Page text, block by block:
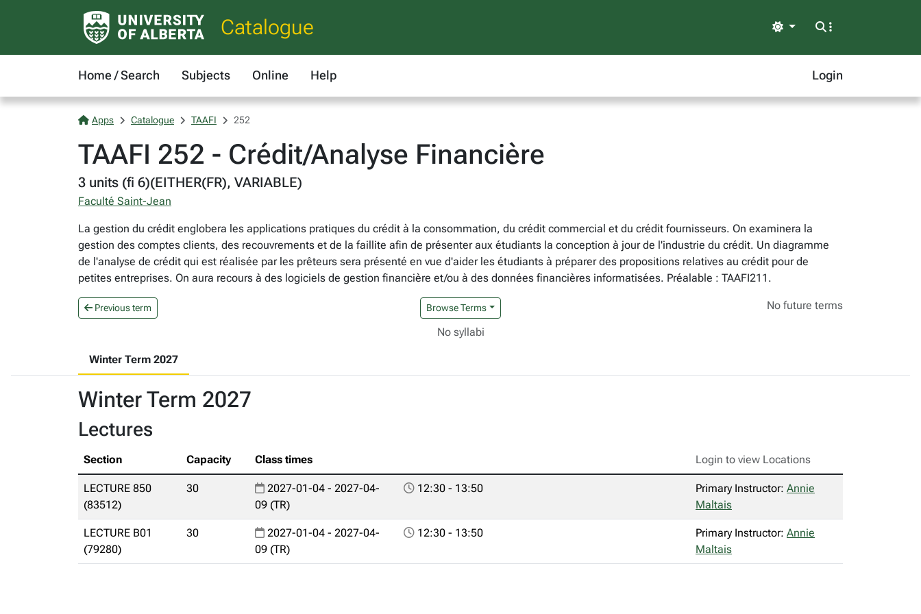
Catalogue Light
Home / Search Subjects Online Help Login
Apps Catalogue TAAFI 252
TAAFI 252 - Crédit/Analyse Financière
3 units (fi 6)(EITHER(FR), VARIABLE)
Faculté Saint-Jean
La gestion du crédit englobera les applications pratiques du crédit à la consommation, du crédit commercial et du crédit fournisseurs. On examinera la
gestion des comptes clients, des recouvrements et de la faillite afin de présenter aux étudiants la conception à jour de l'industrie du crédit. Un diagramme
de l'analyse de crédit qui est réalisée par les prêteurs sera présenté en vue d'aider les étudiants à préparer des propositions relatives au crédit pour de
petites entreprises. On aura recours à des logiciels de gestion financière et/ou à des données financières informatisées. Préalable : TAAFI211.
Previous term Browse Terms No future terms
No syllabi
Winter Term 2027
Winter Term 2027
Lectures
Section Capacity Class times Login to view Locations
LECTURE 850
(83512)
30
2027-01-04 - 2027-04-
09 (TR)
12:30 - 13:50 Primary Instructor: Annie
Maltais
LECTURE B01
(79280)
30
2027-01-04 - 2027-04-
09 (TR)
12:30 - 13:50 Primary Instructor: Annie
Maltais